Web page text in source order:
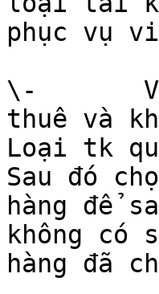
phục vụ
\-
thuê và
Loại tk
Sau đó
hàng để
không có
hàng đã